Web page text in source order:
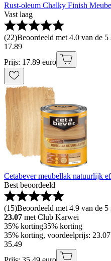
Rust-oleum Chalky Finish
Vast laag
(22)Beoordeeld met 4.0 van de
17.89
Prijs: 17.89 euro
Cetabever meubellak natuurlijk
Best beoordeeld
(15)Beoordeeld met 4.9 van de
23.07 met Club Karwei
35% korting35% korting
35% korting, voordeelprijs:
35.49